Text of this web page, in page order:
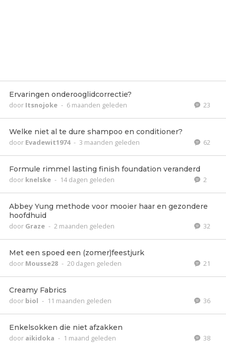
Ervaringen onderooglidcorrectie?
door Itsnojoke - 6 maanden geleden 23
Welke niet al te dure shampoo en conditioner?
door Evadewit1974 - 3 maanden geleden 62
Formule rimmel lasting finish foundation veranderd
door knelske - 14 dagen geleden 2
Abbey Yung methode voor mooier haar en gezondere
hoofdhuid
door Graze - 2 maanden geleden 32
Met een spoed een (zomer)feestjurk
door Mousse28 - 20 dagen geleden 21
Creamy Fabrics
door biol - 11 maanden geleden 36
Enkelsokken die niet afzakken
door aikidoka - 1 maand geleden 38